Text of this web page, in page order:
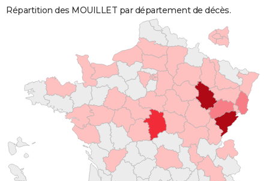
Répartition des MOUILLET par département de décès.